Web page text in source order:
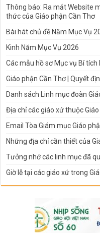
Thông báo: Ra mắt Website
thức của Giáo phận Cần Thơ
Bài hát chủ đề Năm Mục Vụ
Kinh Năm Mục Vụ 2026
Các mẫu hồ sơ Mục vụ Bí tích
Giáo phận Cần Thơ | Quyết
Danh sách Linh mục đoàn
Địa chỉ các giáo xứ thuộc
Email Tòa Giám mục Giáo
Những địa chỉ cần thiết của
Tưởng nhớ các linh mục đã
Giờ lễ tại các giáo xứ trong